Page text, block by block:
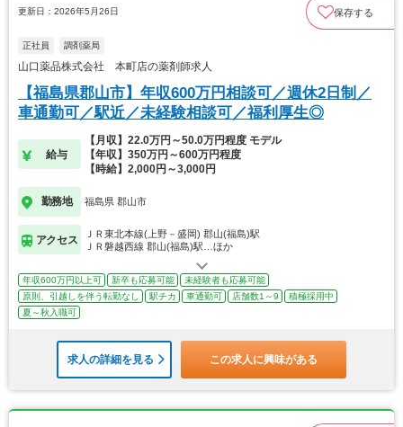
更新日：2026年5月26日 保存する
正社員 調剤薬局
山口薬品株式会社 本町店の薬剤師求人
【福島県郡山市】年収600万円相談可／週休2日制／
車通勤可／駅近／未経験相談可／福利厚生◎
給与
【月収】22.0万円～50.0万円程度 モデル
【年収】350万円～600万円程度
【時給】2,000円～3,000円
勤務地 福島県 郡山市
アクセス
ＪＲ東北本線(上野－盛岡) 郡山(福島)駅
ＪＲ磐越西線 郡山(福島)駅…ほか
年収600万円以上可 新卒も応募可能
未経験者も応募可能
原則、引越しを伴う転勤なし
駅チカ 車通勤可 店舗数1～9
積極採用中
夏～秋入職可
求人の詳細を見る この求人に興味がある